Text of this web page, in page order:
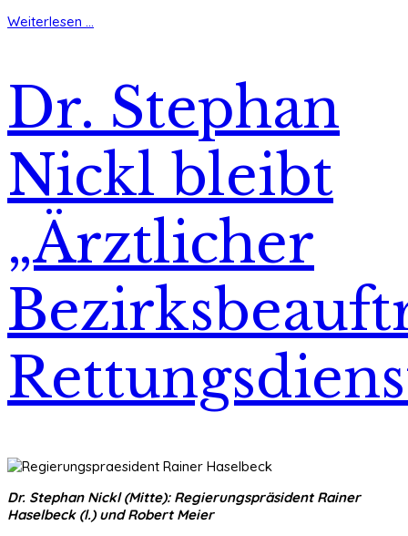
Weiterlesen ...
Dr. Stephan
Nickl bleibt
„Ärztlicher
Dr. Stephan Nickl (Mitte): Regierungspräsident Rainer
Haselbeck (l.) und Robert Meier